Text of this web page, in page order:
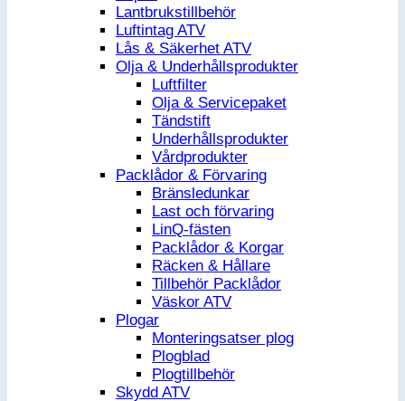
Lantbrukstillbehör
Luftintag ATV
Lås & Säkerhet ATV
Olja & Underhållsprodukter
Luftfilter
Olja & Servicepaket
Tändstift
Underhållsprodukter
Vårdprodukter
Packlådor & Förvaring
Bränsledunkar
Last och förvaring
LinQ-fästen
Packlådor & Korgar
Räcken & Hållare
Tillbehör Packlådor
Väskor ATV
Plogar
Monteringsatser plog
Plogblad
Plogtillbehör
Skydd ATV